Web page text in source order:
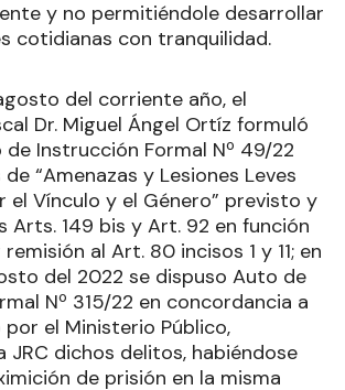
y no permitiéndole desarrollar
cotidianas con tranquilidad.
del corriente año, el
Dr. Miguel Ángel Ortíz formuló
de Instrucción Formal Nº 49/22
“Amenazas y Lesiones Leves
el Vínculo y el Género” previsto y
Arts. 149 bis y Art. 92 en función
al Art. 80 incisos 1 y 11; en
del 2022 se dispuso Auto de
Nº 315/22 en concordancia a
el Ministerio Público,
JRC dichos delitos, habiéndose
de prisión en la misma